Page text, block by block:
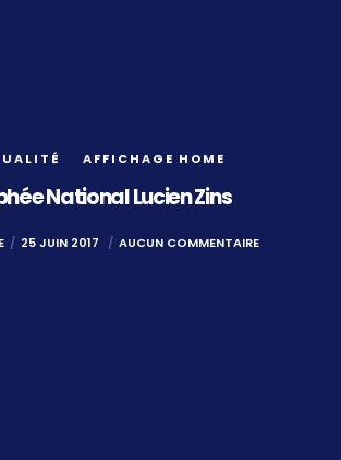
AFFICHAGE HOME
National Lucien Zins
25 JUIN 2017 AUCUN COMMENTAIRE